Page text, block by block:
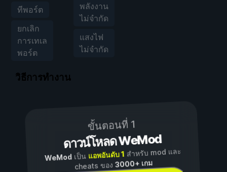
ทีพอร์ต
ยกเลิก
การเทเล
พอร์ต
พลังงาน
ไม่จำกัด
แสงไฟ
ไม่จำกัด
วิธีการทำงาน
ขั้นตอนที่ 1
ดาวน์โหลด WeMod
WeModเป็น แอพอันดับ 1 สำหรับ mod และ
cheats ของ3000+ เกม